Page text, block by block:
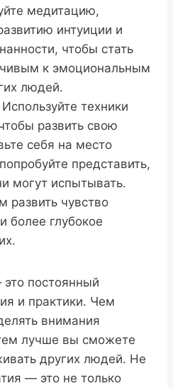
медитацию,
интуиции и
чтобы стать
к эмоциональным
людей.
Используйте техники
развить свою
себя на место
представить,
могут испытывать.
развить чувство
более глубокое
постоянный
и практики. Чем
внимания
лучше вы сможете
других людей. Не
— это не только